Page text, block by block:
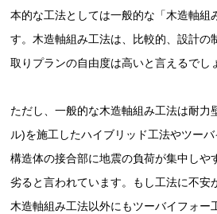
本的な工法としては一般的な「木造軸組
す。木造軸組み工法は、比較的、設計の
取りプランの自由度は高いと言えるでし
ただし、一般的な木造軸組み工法は耐力
ル)を施工したハイブリッド工法やツーバ
構造体の接合部に地震の負荷が集中しや
劣ると言われています。もし工法に不安
木造軸組み工法以外にもツーバイフォー